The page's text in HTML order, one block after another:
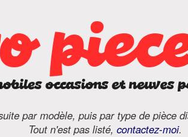
occasions et neuves
par modèle, puis par type de pièce
Tout n'est pas listé, contactez-moi.